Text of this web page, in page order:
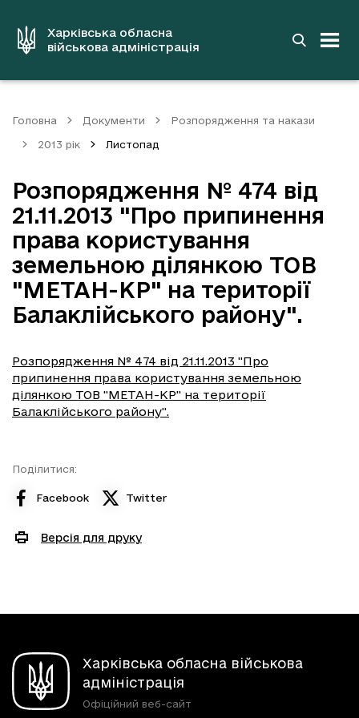
вмістуХарківська обласна
військова адміністрація
Головна Документи Розпорядження та накази
2013 рік Листопад
Розпорядження № 474 від
21.11.2013 "Про припинення
права користування
земельною ділянкою TOB
"МЕТАН-KP" на території
Балаклійського району".
Розпорядження № 474 від 21.11.2013 "Про
припинення права користування земельною
ділянкою TOB "МЕТАН-KP" на території
Балаклійського району".
Поділитися:
Facebook Twitter
Версія для друку
Харківська обласна військова
адміністрація
Офіційний веб-сайт